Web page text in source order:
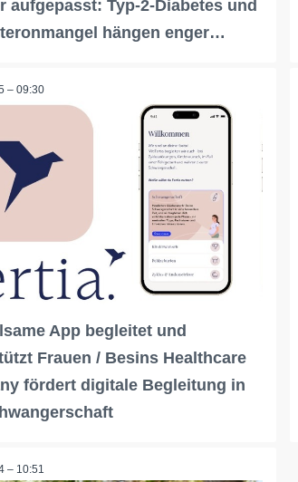
aufgepasst: Typ-2-Diabetes und
hängen enger…
– 09:30
App begleitet und
Frauen / Besins Healthcare
fördert digitale Begleitung in
– 10:51